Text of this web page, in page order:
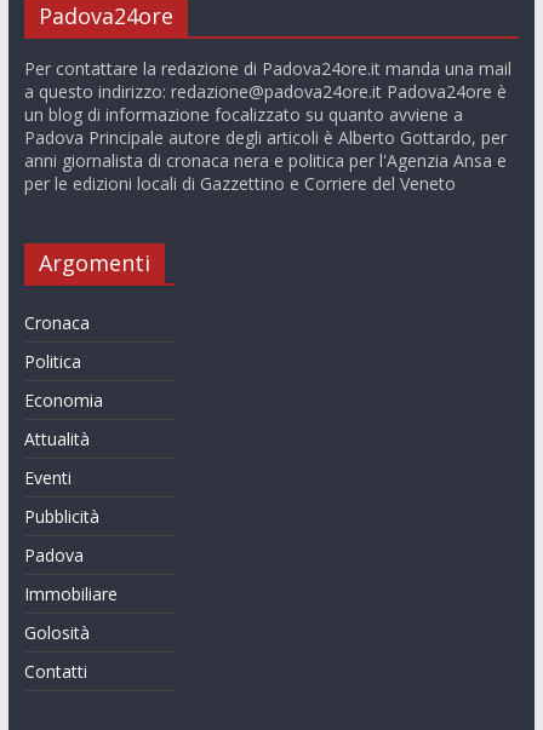
Padova24ore
Per contattare la redazione di Padova24ore.it manda una mail
a questo indirizzo: redazione@padova24ore.itPadova24ore è
un blog di informazione focalizzato su quanto avviene a
Padova Principale autore degli articoli è Alberto Gottardo, per
anni giornalista di cronaca nera e politica per l'Agenzia Ansa e
per le edizioni locali di Gazzettino e Corriere del Veneto
Argomenti
Cronaca
Politica
Economia
Attualità
Eventi
Pubblicità
Padova
Immobiliare
Golosità
Contatti